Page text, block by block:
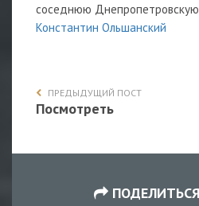
соседнюю Днепропетровскую
Константин Ольшанский
ПРЕДЫДУЩИЙ ПОСТ
Посмотреть